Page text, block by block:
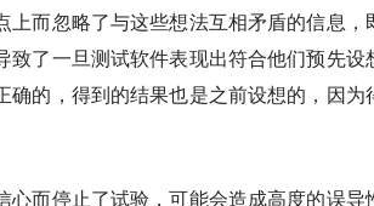
而忽略了与这些想法互相矛盾的信息，
了一旦测试软件表现出符合他们预先设
的，得到的结果也是之前设想的，因为
而停止了试验，可能会造成高度的误导